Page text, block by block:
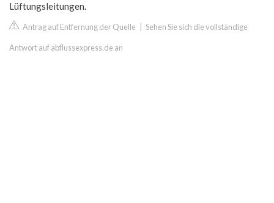
Lüftungsleitungen.
Antrag auf Entfernung der Quelle Sehen Sie sich die vollständige
Antwort auf abflussexpress.de an